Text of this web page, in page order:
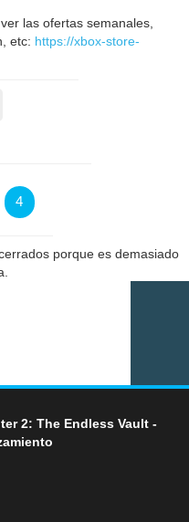
las ofertas semanales,
etc: https://xbox-store-
4
porque es demasiado
2: The Endless Vault -